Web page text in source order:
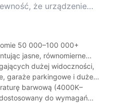
że urządzenie
50 000–100 000+
jasne, równomierne
takich jak hale sportowe
dużej widoczności,
garaże parkingowe i duże
barwową (4000K–
do wymagań